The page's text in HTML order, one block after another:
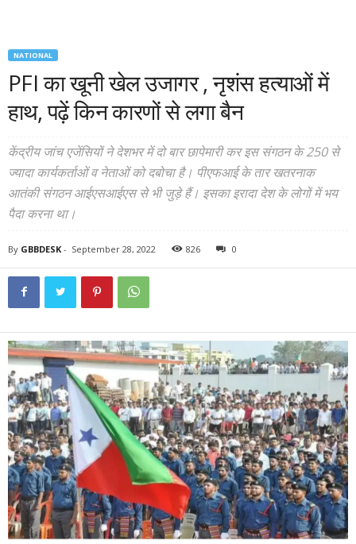
NATIONAL
PFI का खूनी खेल उजागर , नृशंस हत्याओं में
हाथ, पढ़ें किन कारणों से लगा बैन
केंद्रीय जांच एजेंसियों ने देशभर में दो बार छापेमारी कर इस संगठन के 250 से
ज्यादा कार्यकर्ताओं व नेताओं को दबोचा है। पीएफआई के तार खतरनाक
आतंकी संगठन आईएसआईएस से भी जुड़े हैं। इसका इरादा देश के लोगों में भय
पैदा करना था।
By GBBDESK - September 28, 2022 826 0